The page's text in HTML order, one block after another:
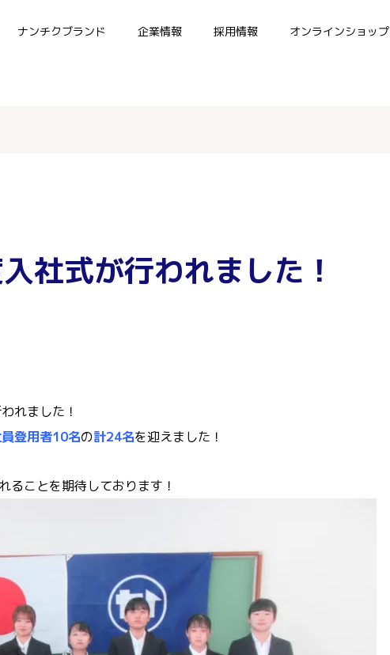
ナンチクブランド 企業情報 採用情報 オンラインショップ
社式が行われました！
れました！
登用者10名の計24名を迎えました！
ることを期待しております！